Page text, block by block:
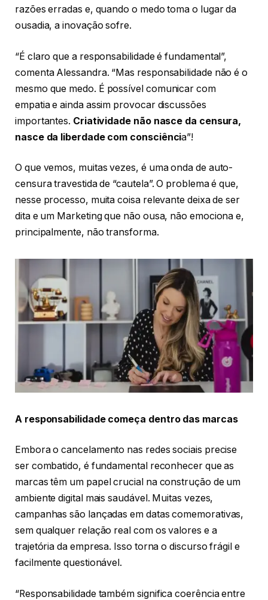
razões erradas e, quando o medo toma o lugar da
ousadia, a inovação sofre.
“É claro que a responsabilidade é fundamental”,
comenta Alessandra. “Mas responsabilidade não é o
mesmo que medo. É possível comunicar com
empatia e ainda assim provocar discussões
importantes. Criatividade não nasce da censura,
nasce da liberdade com consciência”!
O que vemos, muitas vezes, é uma onda de auto-
censura travestida de “cautela”. O problema é que,
nesse processo, muita coisa relevante deixa de ser
dita e um Marketing que não ousa, não emociona e,
principalmente, não transforma.
A responsabilidade começa dentro das marcas
Embora o cancelamento nas redes sociais precise
ser combatido, é fundamental reconhecer que as
marcas têm um papel crucial na construção de um
ambiente digital mais saudável. Muitas vezes,
campanhas são lançadas em datas comemorativas,
sem qualquer relação real com os valores e a
trajetória da empresa. Isso torna o discurso frágil e
facilmente questionável.
“Responsabilidade também significa coerência entre